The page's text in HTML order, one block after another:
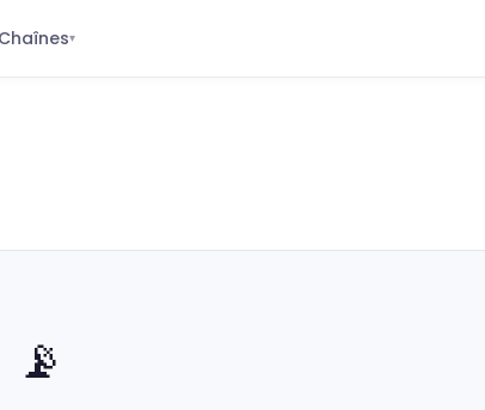
Chaînes▾
📡